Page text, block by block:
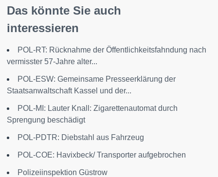
Das könnte Sie auch
interessieren
POL-RT: Rücknahme der Öffentlichkeitsfahndung nach
vermisster 57-Jahre alter...
POL-ESW: Gemeinsame Presseerklärung der
Staatsanwaltschaft Kassel und der...
POL-MI: Lauter Knall: Zigarettenautomat durch
Sprengung beschädigt
POL-PDTR: Diebstahl aus Fahrzeug
POL-COE: Havixbeck/ Transporter aufgebrochen
Polizeiinspektion Güstrow